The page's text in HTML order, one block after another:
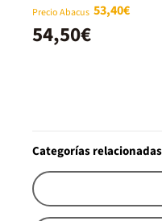
Precio Abacus 53,40€
54,50€
Categorías